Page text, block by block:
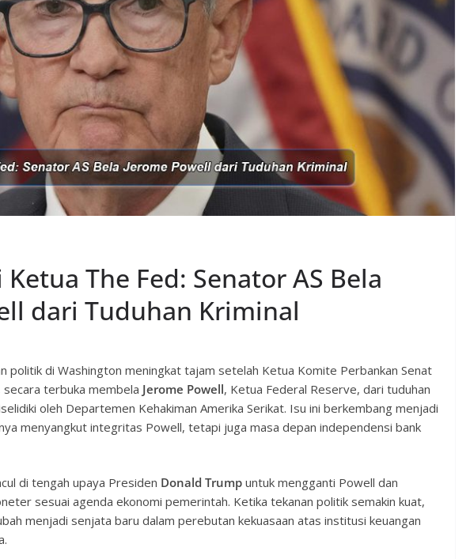
The Fed: Senator AS Bela
dari Tuduhan Kriminal
politik di Washington meningkat tajam setelah Ketua Komite Perbankan Senat
secara terbuka membela Jerome Powell, Ketua Federal Reserve, dari tuduhan
oleh Departemen Kehakiman Amerika Serikat. Isu ini berkembang menjadi
menyangkut integritas Powell, tetapi juga masa depan independensi bank
di tengah upaya Presiden Donald Trump untuk mengganti Powell dan
sesuai agenda ekonomi pemerintah. Ketika tekanan politik semakin kuat,
menjadi senjata baru dalam perebutan kekuasaan atas institusi keuangan